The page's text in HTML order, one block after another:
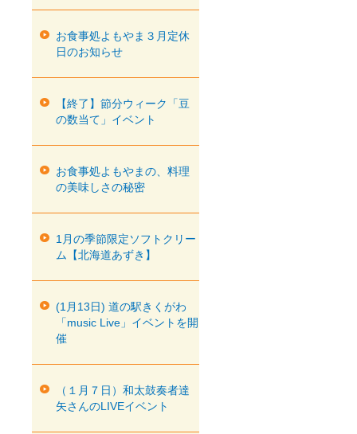
お食事処よもやま３月定休
日のお知らせ
【終了】節分ウィーク「豆
の数当て」イベント
お食事処よもやまの、料理
の美味しさの秘密
1月の季節限定ソフトクリー
ム【北海道あずき】
(1月13日) 道の駅きくがわ
「music Live」イベントを開
催
（１月７日）和太鼓奏者達
矢さんのLIVEイベント